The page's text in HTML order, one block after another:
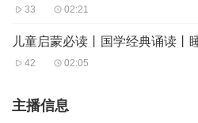
33 02:21
42 02:05
主播信息